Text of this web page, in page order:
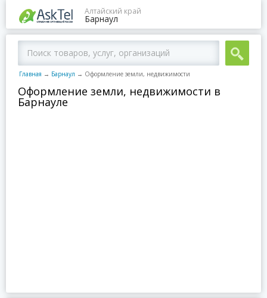
Алтайский край
Барнаул
Главная → Барнаул → Оформление земли, недвижимости
Оформление земли, недвижимости в
Барнауле